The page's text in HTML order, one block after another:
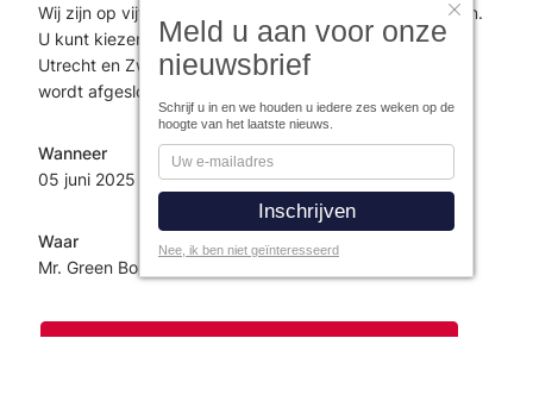
Wij zijn op vijf verschillende locaties in het land te vinden.
U kunt kiezen uit Amsterdam, Eindhoven, Rotterdam,
Utrecht en Zwolle. Elke sessie begint om 13.00 uur en
wordt afgesloten met een borrel tot 17.00 uur.
Wanneer
05 juni 2025
Waar
Mr. Green Boutique Office
Meld u aan voor onze
nieuwsbrief
Schrijf u in en we houden u iedere zes weken op de
hoogte van het laatste nieuws.
Nee, ik ben niet geïnteresseerd